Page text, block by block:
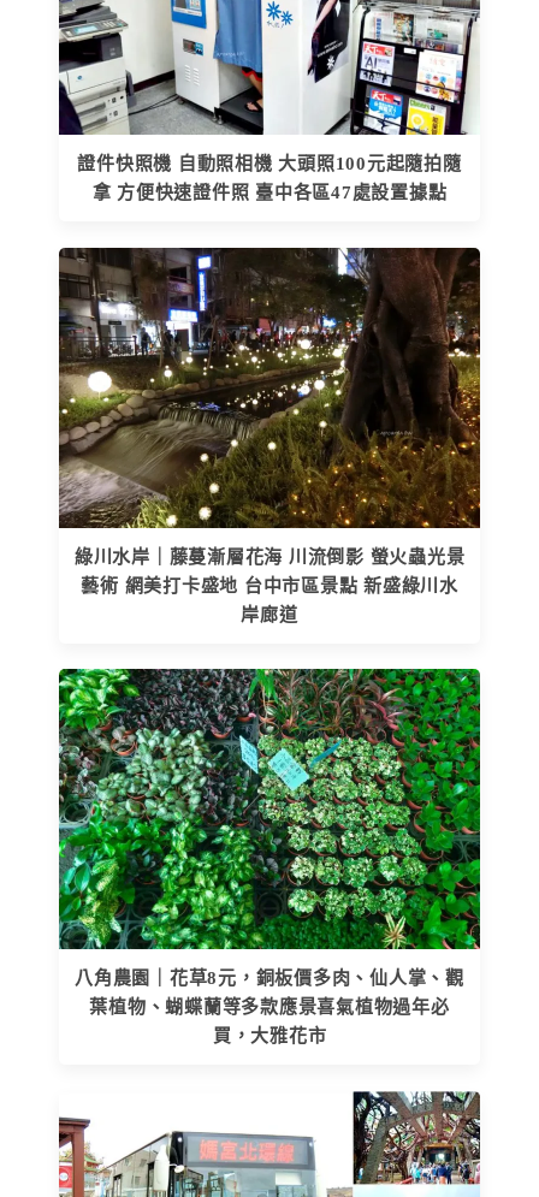
證件快照機 自動照相機 大頭照100元起隨拍隨
拿 方便快速證件照 臺中各區47處設置據點
綠川水岸｜藤蔓漸層花海 川流倒影 螢火蟲光景
藝術 網美打卡盛地 台中市區景點 新盛綠川水
岸廊道
八角農園｜花草8元，銅板價多肉、仙人掌、觀
葉植物、蝴蝶蘭等多款應景喜氣植物過年必
買，大雅花市